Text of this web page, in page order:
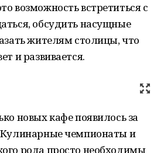
возможность встретиться с
обсудить насущные
жителям столицы, что
и развивается.
новых кафе появилось за
чемпионаты и
рода просто необходимы